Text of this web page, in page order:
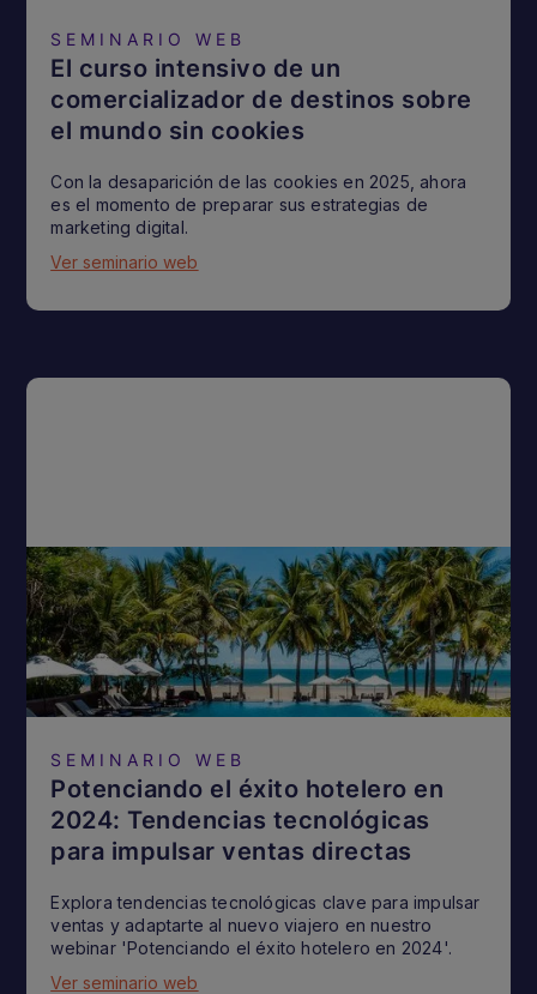
SEMINARIO WEB
El curso intensivo de un
comercializador de destinos sobre
el mundo sin cookies
Con la desaparición de las cookies en 2025, ahora
es el momento de preparar sus estrategias de
marketing digital.
Ver seminario web
SEMINARIO WEB
Potenciando el éxito hotelero en
2024: Tendencias tecnológicas
para impulsar ventas directas
Explora tendencias tecnológicas clave para impulsar
ventas y adaptarte al nuevo viajero en nuestro
webinar 'Potenciando el éxito hotelero en 2024'.
Ver seminario web